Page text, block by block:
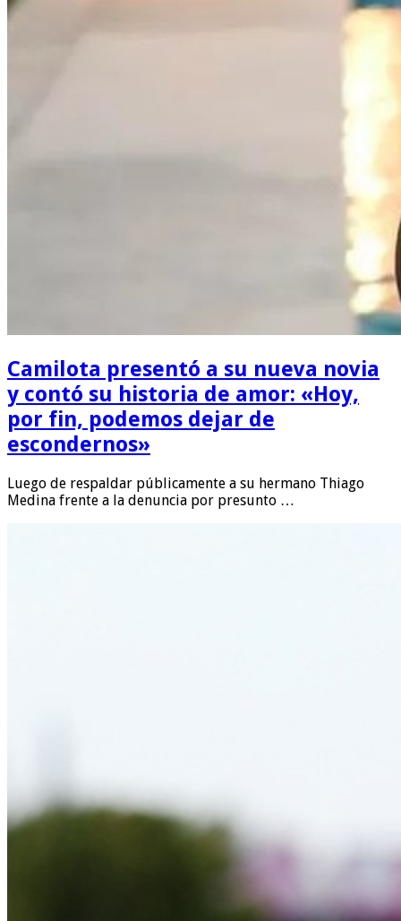
Camilota presentó a su nueva novia
y contó su historia de amor: «Hoy,
por fin, podemos dejar de
escondernos»
Luego de respaldar públicamente a su hermano Thiago
Medina frente a la denuncia por presunto …